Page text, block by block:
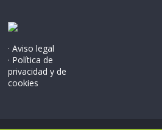
· Aviso legal
· Política de
privacidad y de
cookies